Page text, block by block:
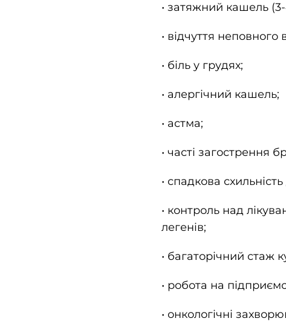
• затяжний кашель
• відчуття
• біль у грудях;
• алергічний кашель;
• астма;
• часті загострення
• спадкова
• контроль над
легенів;
• багаторічний стаж
• робота на
• онкологічні